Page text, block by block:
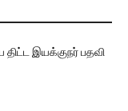
திட்ட இயக்குநர் பதவி